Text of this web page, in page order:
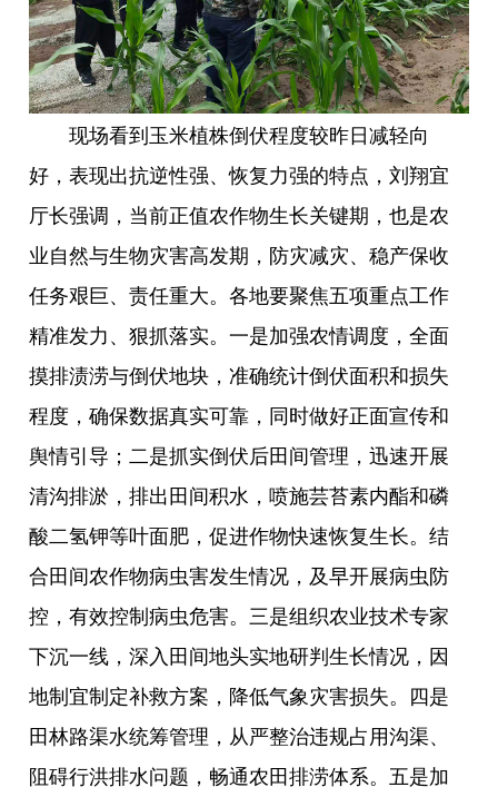
现场看到玉米植株倒伏程度较昨日减轻向
好，表现出抗逆性强、恢复力强的特点，刘翔宜
厅长强调，当前正值农作物生长关键期，也是农
业自然与生物灾害高发期，防灾减灾、稳产保收
任务艰巨、责任重大。各地要聚焦五项重点工作
精准发力、狠抓落实。一是加强农情调度，全面
摸排渍涝与倒伏地块，准确统计倒伏面积和损失
程度，确保数据真实可靠，同时做好正面宣传和
舆情引导；二是抓实倒伏后田间管理，迅速开展
清沟排淤，排出田间积水，喷施芸苔素内酯和磷
酸二氢钾等叶面肥，促进作物快速恢复生长。结
合田间农作物病虫害发生情况，及早开展病虫防
控，有效控制病虫危害。三是组织农业技术专家
下沉一线，深入田间地头实地研判生长情况，因
地制宜制定补救方案，降低气象灾害损失。四是
田林路渠水统筹管理，从严整治违规占用沟渠、
阻碍行洪排水问题，畅通农田排涝体系。五是加